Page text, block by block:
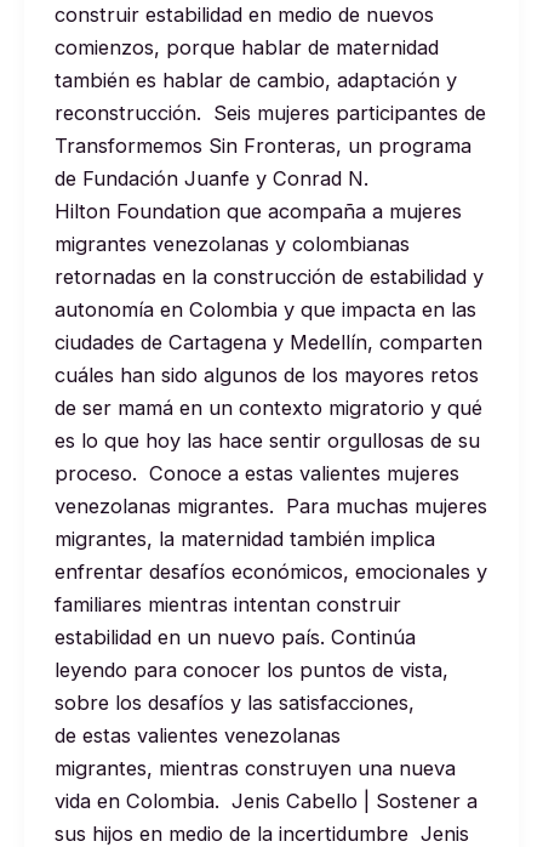
construir estabilidad en medio de nuevos
comienzos, porque hablar de maternidad
también es hablar de cambio, adaptación y
reconstrucción. Seis mujeres participantes de
Transformemos Sin Fronteras, un programa
de Fundación Juanfe y Conrad N.
Hilton Foundation que acompaña a mujeres
migrantes venezolanas y colombianas
retornadas en la construcción de estabilidad y
autonomía en Colombia y que impacta en las
ciudades de Cartagena y Medellín, comparten
cuáles han sido algunos de los mayores retos
de ser mamá en un contexto migratorio y qué
es lo que hoy las hace sentir orgullosas de su
proceso. Conoce a estas valientes mujeres
venezolanas migrantes. Para muchas mujeres
migrantes, la maternidad también implica
enfrentar desafíos económicos, emocionales y
familiares mientras intentan construir
estabilidad en un nuevo país. Continúa
leyendo para conocer los puntos de vista,
sobre los desafíos y las satisfacciones,
de estas valientes venezolanas
migrantes, mientras construyen una nueva
vida en Colombia. Jenis Cabello | Sostener a
sus hijos en medio de la incertidumbre Jenis